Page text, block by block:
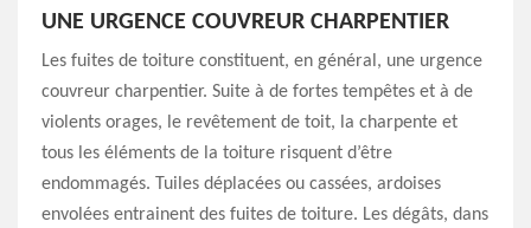
UNE URGENCE COUVREUR CHARPENTIER
Les fuites de toiture constituent, en général, une urgence
couvreur charpentier. Suite à de fortes tempêtes et à de
violents orages, le revêtement de toit, la charpente et
tous les éléments de la toiture risquent d’être
endommagés. Tuiles déplacées ou cassées, ardoises
envolées entrainent des fuites de toiture. Les dégâts, dans